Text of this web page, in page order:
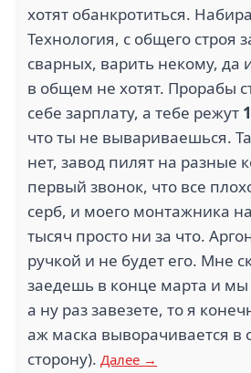
хотят обанкротиться.
Технология, с общего строя
сварных, варить некому, да
в общем не хотят. Прорабы
себе зарплату, а тебе режут
что ты не вывариваешься.
нет, завод пилят на разные
первый звонок, что все
серб, и моего монтажника
тысяч просто ни за что.
ручкой и не будет его. Мне
заедешь в конце марта и
а ну раз завезете, то я
аж маска выворачивается в
сторону). Далее →